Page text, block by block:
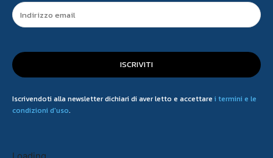
ISCRIVITI
Iscrivendoti alla newsletter dichiari di aver letto e accettare i termini e le
condizioni d'uso.